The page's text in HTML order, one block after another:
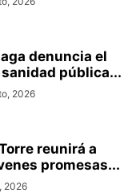
denuncia el
pública...
2026
reunirá a
promesas...
2026